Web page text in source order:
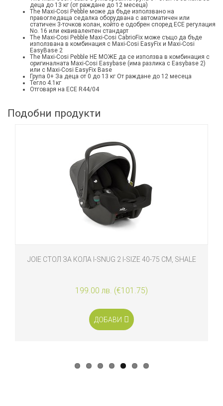
деца до 13 кг (от раждане до 12 месеца)
The Maxi-Cosi Pebble може да бъде използвано на
правогледаща седалка оборудвана с автоматичен или
статичен 3-точков колан, който е одобрен според ECE регулация
No. 16 или еквивалентен стандарт
The Maxi-Cosi Pebble Maxi-Cosi CabrioFix може също да бъде
използвана в комбинация с Maxi-Cosi EasyFix и Maxi-Cosi
EasyBasе 2
The Maxi-Cosi Pebble НЕ МОЖЕ да се използва в комбинация с
оригиналната Maxi-Cosi Easybase (има разлика с Easybase 2)
или с Maxi-Cosi EasyFix Base
Група 0+ За деца от 0 до 13 кг От раждане до 12 месеца
Тегло 4.1кг
Отговаря на ECE R44/04
Подобни продукти
JOIE СТОЛ ЗА КОЛА I-SNUG 2 I-SIZE 40-75 СМ, SHALE
199.00 лв. (€101.75)
ДОБАВИ